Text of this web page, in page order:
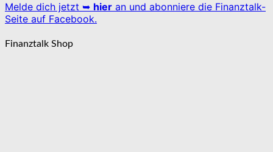
Melde dich jetzt ➥ hier an und abonniere die Finanztalk-
Seite auf Facebook.
Finanztalk Shop